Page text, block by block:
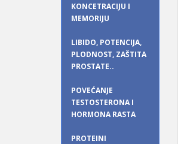
KONCETRACIJU I
MEMORIJU
LIBIDO, POTENCIJA,
PLODNOST, ZAŠTITA
PROSTATE..
POVEĆANJE
TESTOSTERONA I
HORMONA RASTA
PROTEINI